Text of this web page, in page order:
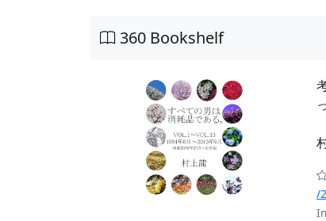
360 Bookshelf
/